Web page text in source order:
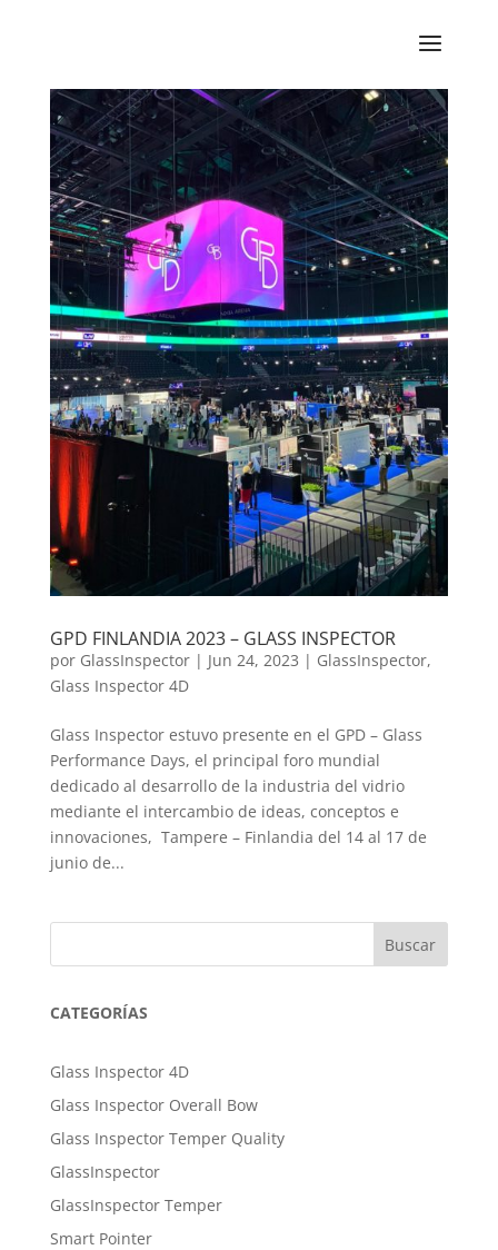
GPD FINLANDIA 2023 – GLASS INSPECTOR
por GlassInspector| Jun 24, 2023 | GlassInspector,
Glass Inspector 4D
Glass Inspector estuvo presente en el GPD – Glass
Performance Days, el principal foro mundial
dedicado al desarrollo de la industria del vidrio
mediante el intercambio de ideas, conceptos e
innovaciones, Tampere – Finlandia del 14 al 17 de
junio de...
Buscar
CATEGORÍAS
Glass Inspector 4D
Glass Inspector Overall Bow
Glass Inspector Temper Quality
GlassInspector
GlassInspector Temper
Smart Pointer